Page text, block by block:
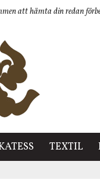
att hämta din redan
TEXTIL